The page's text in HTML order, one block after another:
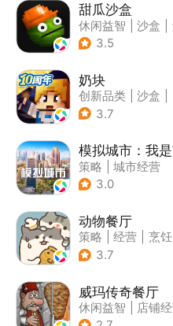
甜瓜沙盒
休闲益智 沙盒
| 像素风
3.5
奶块
创新品类 沙盒
| 开放世界
3.7
模拟城市：我
策略
城市经营
| 模拟城市
3.0
动物餐厅
策略 经营
烹饪
| 宠物
3.7
威玛传奇餐厅
休闲益智
店铺